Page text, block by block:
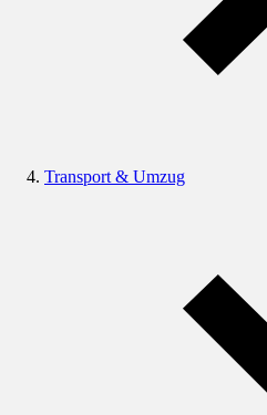
Transport & Umzug